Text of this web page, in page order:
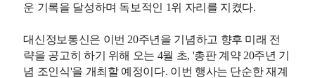
운 기록을 달성하며 독보적인 1위 자리를 지켰다.
대신정보통신은 이번 20주년을 기념하고 향후 미래 전
략을 공고히 하기 위해 오는 4월 초, '총판 계약 20주년 기
념 조인식'을 개최할 예정이다. 이번 행사는 단순한 재계